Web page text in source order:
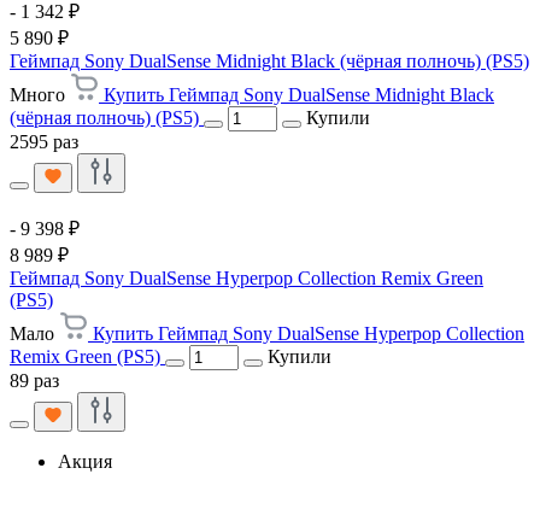
- 1 342 ₽
5 890 ₽
Геймпад Sony DualSense Midnight Black (чёрная полночь) (PS5)
Много
Купить Геймпад Sony DualSense Midnight Black
(чёрная полночь) (PS5)
Купили
2595 раз
- 9 398 ₽
8 989 ₽
Геймпад Sony DualSense Hyperpop Collection Remix Green
(PS5)
Мало
Купить Геймпад Sony DualSense Hyperpop Collection
Remix Green (PS5)
Купили
89 раз
Акция